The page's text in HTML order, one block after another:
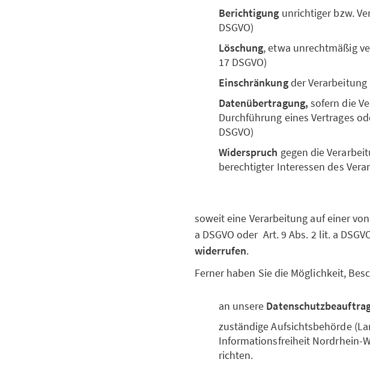
Berichtigung unrichtiger bzw.
DSGVO)
Löschung, etwa unrechtmäßig
17 DSGVO)
Einschränkungder Verarbeitung
Datenübertragung, sofern die
Durchführung eines Vertrages
DSGVO)
Widerspruch gegen die
berechtigter Interessen des
soweit eine Verarbeitung auf einer
a DSGVO oder Art. 9 Abs. 2 lit. a
widerrufen.
Ferner haben Sie die Möglichkeit,
an unsere
zuständige Aufsichtsbehörde
Informationsfreiheit Nordrhein-
richten.